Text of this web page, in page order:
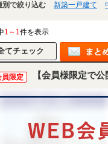
別で絞り込む 新築一戸建て
1～1件を表示
員限定 【会員様限定で公